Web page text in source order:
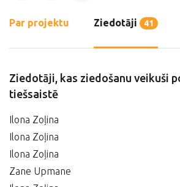
Par projektu Ziedotāji 41
Ziedotāji, kas ziedošanu veikuši
tiešsaistē
Ilona Zoļina
Ilona Zoļina
Ilona Zoļina
Zane Upmane